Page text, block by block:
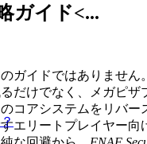
ガイド<...
のガイドではありません
るだけでなく、メガピザ
コアシステムをリバー
エリートプレイヤー向